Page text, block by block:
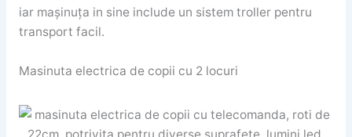
iar mașinuța in sine include un sistem troller pentru
transport facil.
Masinuta electrica de copii cu 2 locuri